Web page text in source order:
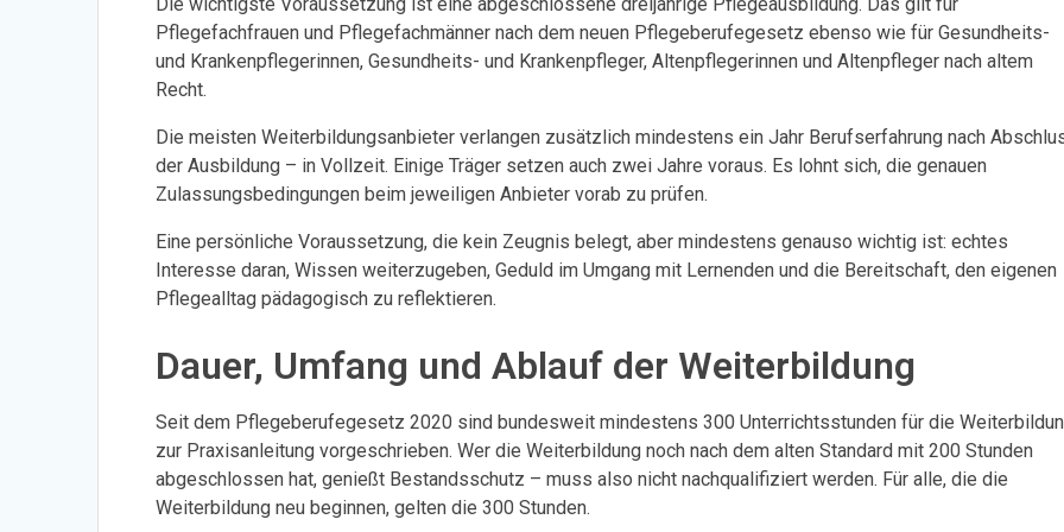
Pflegefachfrauen und Pflegefachmänner nach dem neuen Pflegeberufegesetz ebenso wie für Gesundheits-
und Krankenpflegerinnen, Gesundheits- und Krankenpfleger, Altenpflegerinnen und Altenpfleger nach altem
Recht.
Die meisten Weiterbildungsanbieter verlangen zusätzlich mindestens ein Jahr Berufserfahrung nach
der Ausbildung – in Vollzeit. Einige Träger setzen auch zwei Jahre voraus. Es lohnt sich, die genauen
Zulassungsbedingungen beim jeweiligen Anbieter vorab zu prüfen.
Eine persönliche Voraussetzung, die kein Zeugnis belegt, aber mindestens genauso wichtig ist: echtes
Interesse daran, Wissen weiterzugeben, Geduld im Umgang mit Lernenden und die Bereitschaft, den eigenen
Pflegealltag pädagogisch zu reflektieren.
Dauer, Umfang und Ablauf der Weiterbildung
Seit dem Pflegeberufegesetz 2020 sind bundesweit mindestens 300 Unterrichtsstunden für die
zur Praxisanleitung vorgeschrieben. Wer die Weiterbildung noch nach dem alten Standard mit 200 Stunden
abgeschlossen hat, genießt Bestandsschutz – muss also nicht nachqualifiziert werden. Für alle, die die
Weiterbildung neu beginnen, gelten die 300 Stunden.